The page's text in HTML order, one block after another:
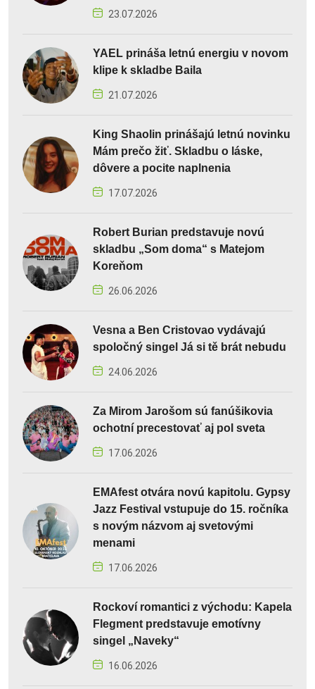
23.07.2026
YAEL prináša letnú energiu v novom
klipe k skladbe Baila
21.07.2026
King Shaolin prinášajú letnú novinku
Mám prečo žiť. Skladbu o láske,
dôvere a pocite naplnenia
17.07.2026
Robert Burian predstavuje novú
skladbu „Som doma“ s Matejom
Koreňom
26.06.2026
Vesna a Ben Cristovao vydávajú
spoločný singel Já si tě brát nebudu
24.06.2026
Za Mirom Jarošom sú fanúšikovia
ochotní precestovať aj pol sveta
17.06.2026
EMAfest otvára novú kapitolu. Gypsy
Jazz Festival vstupuje do 15. ročníka
s novým názvom aj svetovými
menami
17.06.2026
Rockoví romantici z východu: Kapela
Flegment predstavuje emotívny
singel „Naveky“
16.06.2026